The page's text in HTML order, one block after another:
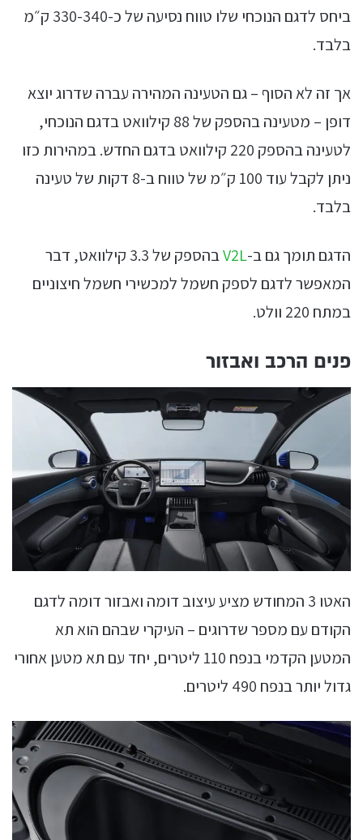
ביחס לדגם הנוכחי שלו טווח נסיעה של כ-330-340 ק״מ
בלבד.
אך זה לא הסוף – גם הטעינה המהירה עברה שדרוג יוצא
דופן – מטעינה בהספק של 88 קילוואט בדגם הנוכחי,
לטעינה בהספק 220 קילוואט בדגם החדש. במהירות כזו
ניתן לקבל עוד 100 ק״מ של טווח ב-8 דקות של טעינה
בלבד.
הדגם תומך גם ב-V2L
בהספק של 3.3 קילוואט, דבר
המאפשר לדגם לספק חשמל למכשירי חשמל חיצוניים
במתח 220 וולט.
פנים הרכב ואבזור
האטו 3 המחודש מציע עיצוב דומה ואבזור דומה לדגם
הקודם עם מספר שדרוגים – העיקרי שבהם הוא תא
המטען הקדמי בנפח 110 ליטרים, יחד עם תא מטען אחורי
גדול יותר בנפח 490 ליטרים.